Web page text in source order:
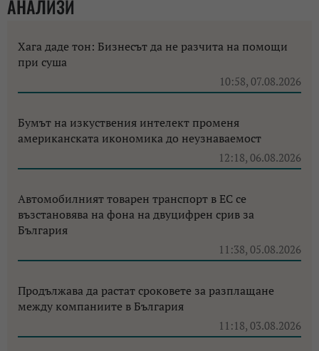
АНАЛИЗИ
Хага даде тон: Бизнесът да не разчита на помощи
при суша
10:58, 07.08.2026
Бумът на изкуствения интелект променя
американската икономика до неузнаваемост
12:18, 06.08.2026
Автомобилният товарен транспорт в ЕС се
възстановява на фона на двуцифрен срив за
България
11:38, 05.08.2026
Продължава да растат сроковете за разплащане
между компаниите в България
11:18, 03.08.2026